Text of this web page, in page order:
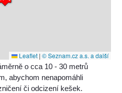
Leaflet | © Seznam.cz a.s. a další
o cca 10 - 30 metrů
abychom nenapomáhli
či odcizení kešek.